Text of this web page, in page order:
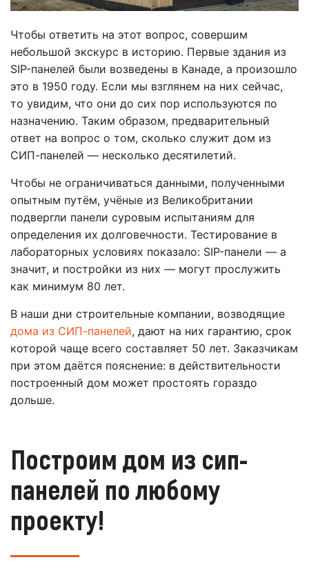
Чтобы ответить на этот вопрос, совершим
небольшой экскурс в историю. Первые здания из
SIP-панелей были возведены в Канаде, а произошло
это в 1950 году. Если мы взглянем на них сейчас,
то увидим, что они до сих пор используются по
назначению. Таким образом, предварительный
ответ на вопрос о том, сколько служит дом из
СИП-панелей — несколько десятилетий.
Чтобы не ограничиваться данными, полученными
опытным путём, учёные из Великобритании
подвергли панели суровым испытаниям для
определения их долговечности. Тестирование в
лабораторных условиях показало: SIP-панели — а
значит, и постройки из них — могут прослужить
как минимум 80 лет.
В наши дни строительные компании, возводящие
дома из СИП-панелей, дают на них гарантию, срок
которой чаще всего составляет 50 лет. Заказчикам
при этом даётся пояснение: в действительности
построенный дом может простоять гораздо
дольше.
Построим дом из сип-
панелей по любому
проекту!